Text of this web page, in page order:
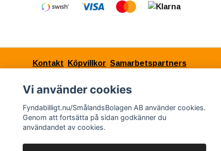
Kontakt Köpvillkor Samarbetspartners
© Copyright 2026 Fyndabilligt.nu/SmålandsBolagen
AB
Vi använder cookies
Fyndabilligt.nu/SmålandsBolagen AB använder cookies.
Genom att fortsätta på sidan godkänner du
användandet av cookies.